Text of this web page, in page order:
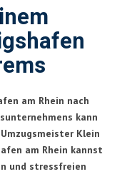
am Rhein nach
kann
Klein
am Rhein kannst
und stressfreien